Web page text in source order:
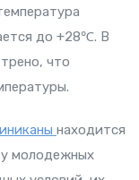
до +28℃. В
что
находится
молодежных